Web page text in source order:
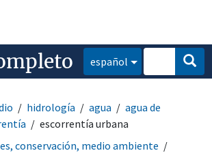
español
hidrología agua
agua de
escorrentía urbana
conservación, medio ambiente